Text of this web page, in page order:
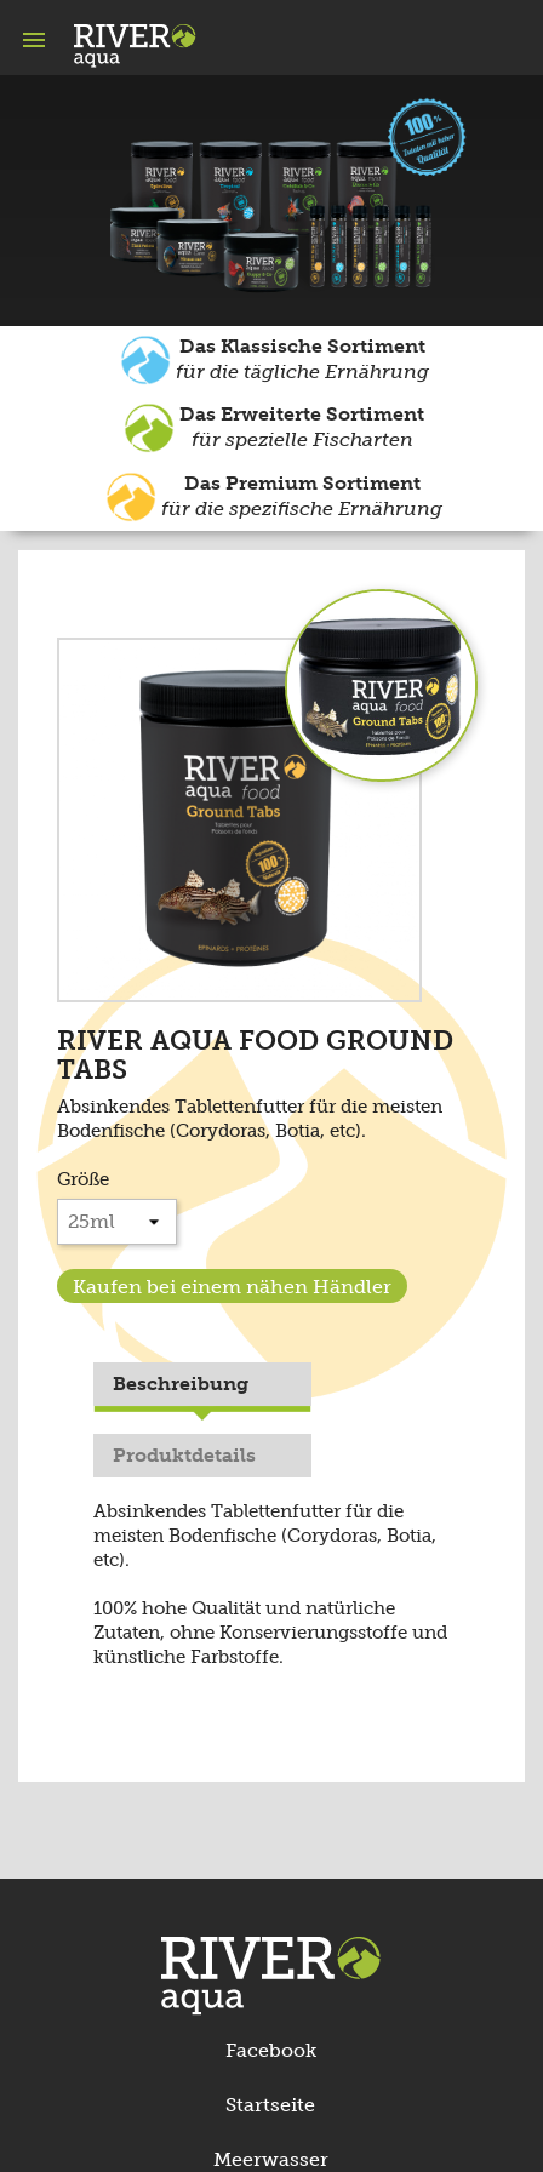

Das Klassische Sortiment
für die tägliche Ernährung
Das Erweiterte Sortiment
für spezielle Fischarten
Das Premium Sortiment
für die spezifische Ernährung
RIVER AQUA FOOD GROUND
TABS
Absinkendes Tablettenfutter für die meisten
Bodenfische (Corydoras, Botia, etc).
Größe
Kaufen bei einem nähen Händler
Beschreibung
Produktdetails
Absinkendes Tablettenfutter für die
meisten Bodenfische (Corydoras, Botia,
etc).
100% hohe Qualität und natürliche
Zutaten, ohne Konservierungsstoffe und
künstliche Farbstoffe.
Facebook
Startseite
Meerwasser